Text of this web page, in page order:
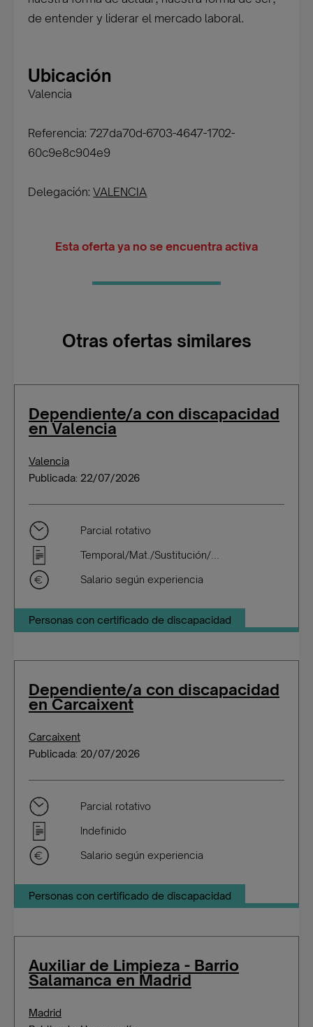
de entender y liderar el mercado laboral.
Ubicación
Valencia
Referencia: 727da70d-6703-4647-1702-
60c9e8c904e9
Delegación:VALENCIA
Esta oferta ya no se encuentra activa
Otras ofertas similares
Dependiente/a con discapacidad
en Valencia
Valencia
Publicada: 22/07/2026
Parcial rotativo
Temporal/Mat./Sustitución/...
Salario según experiencia
Personas con certificado de discapacidad
Dependiente/a con discapacidad
en Carcaixent
Carcaixent
Publicada: 20/07/2026
Parcial rotativo
Indefinido
Salario según experiencia
Personas con certificado de discapacidad
Auxiliar de Limpieza - Barrio
Salamanca en Madrid
Madrid